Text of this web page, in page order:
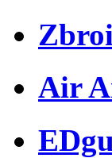
Air